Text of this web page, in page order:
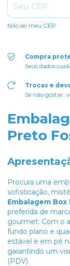
Não sei meu CEP
Compra
Seus dados
Trocas e
Se não gostar,
Preto
Procura uma
sofisticação,
Embalagem
preferida de
gourmet. Com o
fundo plano e
estável e em pé
garantindo um
(PDV).